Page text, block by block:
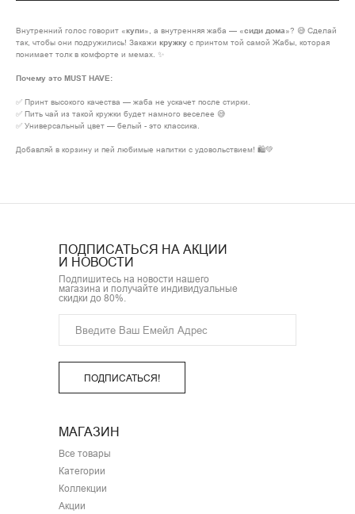
Внутренний голос говорит «купи», а внутренняя жаба — «сиди дома»? 😅 Сделай
так, чтобы они подружились! Закажи кружку с принтом той самой Жабы, которая
понимает толк в комфорте и мемах. ✨
Почему это MUST HAVE:
✅ Принт высокого качества — жаба не ускачет после стирки.
✅ Пить чай из такой кружки будет намного веселее 😅
✅ Универсальный цвет — белый - это классика.
Добавляй в корзину и пей любимые напитки с удовольствием! 🛍️💚
ПОДПИСАТЬСЯ НА АКЦИИ
И НОВОСТИ
Подпишитесь на новости нашего
магазина и получайте индивидуальные
скидки до 80%.
ПОДПИСАТЬСЯ!
МАГАЗИН
Все товары
Категории
Коллекции
Акции